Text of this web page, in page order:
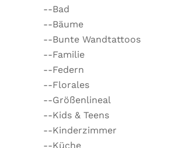
--Bad
--Bäume
--Bunte Wandtattoos
--Familie
--Federn
--Florales
--Größenlineal
--Kids & Teens
--Kinderzimmer
--Küche